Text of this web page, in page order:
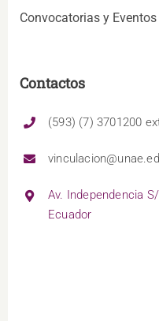
Convocatorias y Eventos
Contactos
(593) (7) 3701200
Av. Independencia
Ecuador